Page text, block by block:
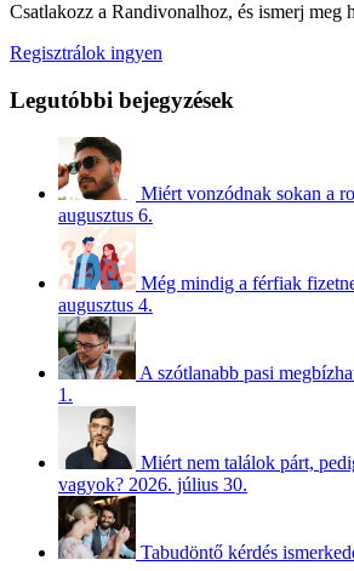
Csatlakozz a Randivonalhoz, és ismerj meg
Regisztrálok ingyen
Legutóbbi bejegyzések
Miért vonzódnak sokan a
augusztus 6.
Még mindig a férfiak
augusztus 4.
A szótlanabb pasi
1.
Miért nem találok párt,
vagyok? 2026. július 30.
Tabudöntő kérdés